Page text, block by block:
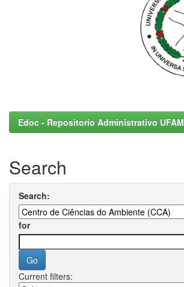
Edoc - Repositorio Administrativo UFAM
Search
Search:
for
Current filters: